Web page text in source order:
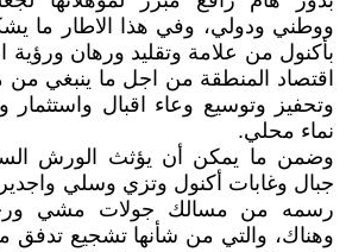
ووطني ودولي، وفي هذا الاطار ما
بأكنول من علامة وتقليد ورهان ورؤية
اقتصاد المنطقة من اجل ما ينبغي من
وتحفيز وتوسيع وعاء اقبال واستثمار
نماء محلي.
وضمن ما يمكن أن يؤثث الورش
جبال وغابات أكنول وتزي وسلي
رسمه من مسالك جولات مشي
وهناك، والتي من شأنها تشجيع تدفق